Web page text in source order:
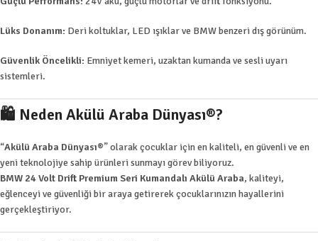
Lüks Donanım: Deri koltuklar, LED ışıklar ve BMW benzeri dış görünüm.
Güvenlik Öncelikli: Emniyet kemeri, uzaktan kumanda ve sesli uyarı
sistemleri.
🛍️ Neden Akülü Araba Dünyası®?
“Akülü Araba Dünyası®” olarak çocuklar için en kaliteli, en güvenli ve en
yeni teknolojiye sahip ürünleri sunmayı görev biliyoruz.
BMW 24 Volt Drift Premium Seri Kumandalı Akülü Araba, kaliteyi,
eğlenceyi ve güvenliği bir araya getirerek çocuklarınızın hayallerini
gerçekleştiriyor.